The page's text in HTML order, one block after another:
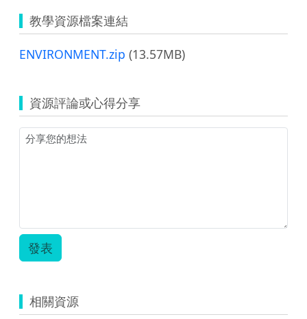
教學資源檔案連結
ENVIRONMENT.zip (13.57MB)
資源評論或心得分享
發表
相關資源